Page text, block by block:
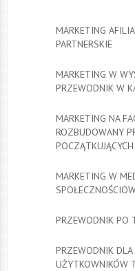
MARKETING
PARTNERSKIE
MARKETING W
PRZEWODNIK W
MARKETING NA
ROZBUDOWANY
POCZĄTKUJĄCYCH
MARKETING W
PRZEWODNIK PO
PRZEWODNIK DLA
UŻYTKOWNIKÓW